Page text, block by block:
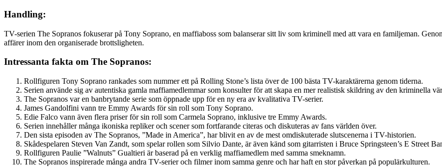
Handling:
TV-serien The Sopranos fokuserar på Tony Soprano, en maffiaboss som balanserar sitt liv som kriminell med att vara en familjeman.
affärer inom den organiserade brottsligheten.
Intressanta fakta om The Sopranos:
Rollfiguren Tony Soprano rankades som nummer ett på Rolling Stone’s lista över de 100 bästa TV-karaktärerna genom tiderna.
Serien använde sig av autentiska gamla maffiamedlemmar som konsulter för att skapa en mer realistisk skildring av den kriminella
The Sopranos var en banbrytande serie som öppnade upp för en ny era av kvalitativa TV-serier.
James Gandolfini vann tre Emmy Awards för sin roll som Tony Soprano.
Edie Falco vann även flera priser för sin roll som Carmela Soprano, inklusive tre Emmy Awards.
Serien innehåller många ikoniska repliker och scener som fortfarande citeras och diskuteras av fans världen över.
Den sista episoden av The Sopranos, ”Made in America”, har blivit en av de mest omdiskuterade slutscenerna i TV-historien.
Skådespelaren Steven Van Zandt, som spelar rollen som Silvio Dante, är även känd som gitarristen i Bruce Springsteen’s E Street
Rollfiguren Paulie ”Walnuts” Gualtieri är baserad på en verklig maffiamedlem med samma smeknamn.
The Sopranos inspirerade många andra TV-serier och filmer inom samma genre och har haft en stor påverkan på populärkulturen.